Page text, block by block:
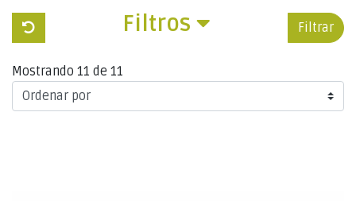
Filtros Filtrar
Mostrando 11 de 11